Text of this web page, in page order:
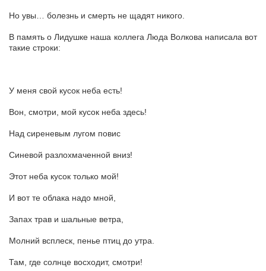
Но увы… болезнь и смерть не щадят никого.
В память о Лидушке наша коллега Люда Волкова написала вот
такие строки:
У меня свой кусок неба есть!
Вон, смотри, мой кусок неба здесь!
Над сиреневым лугом повис
Синевой разлохмаченной вниз!
Этот неба кусок только мой!
И вот те облака надо мной,
Запах трав и шальные ветра,
Молний всплеск, пенье птиц до утра.
Там, где солнце восходит, смотри!